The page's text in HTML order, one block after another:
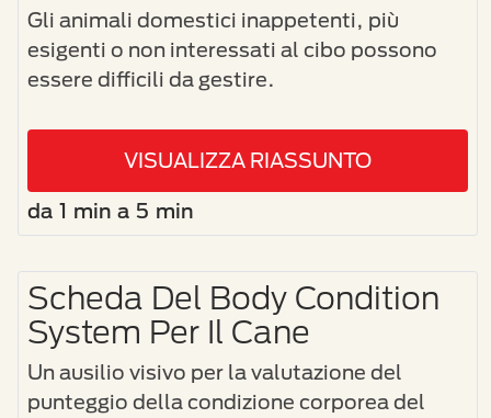
Gli animali domestici inappetenti, più
esigenti o non interessati al cibo possono
essere difficili da gestire.
VISUALIZZA RIASSUNTO
da 1 min a 5 min
Scheda Del Body Condition
System Per Il Cane
Un ausilio visivo per la valutazione del
punteggio della condizione corporea del